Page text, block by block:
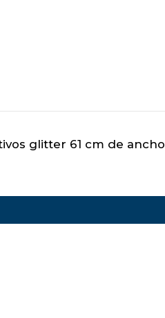
glitter 61 cm de ancho